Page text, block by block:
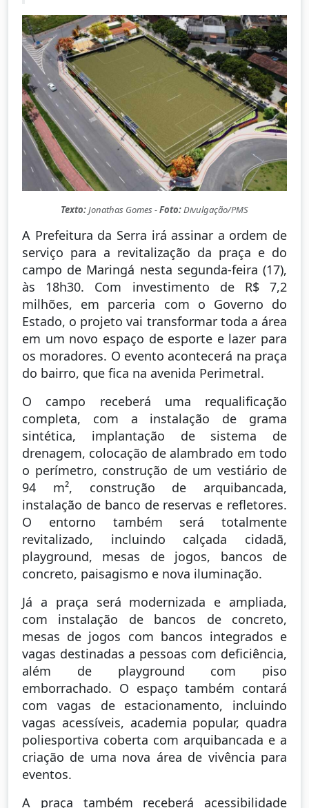
Texto:Jonathas Gomes -Foto:Divulgação/PMS
A Prefeitura da Serra irá assinar a ordem de
serviço para a revitalização da praça e do
campo de Maringá nesta segunda-feira (17),
às 18h30. Com investimento de R$ 7,2
milhões, em parceria com o Governo do
Estado, o projeto vai transformar toda a área
em um novo espaço de esporte e lazer para
os moradores. O evento acontecerá na praça
do bairro, que fica na avenida Perimetral.
O campo receberá uma requalificação
completa, com a instalação de grama
sintética, implantação de sistema de
drenagem, colocação de alambrado em todo
o perímetro, construção de um vestiário de
94 m², construção de arquibancada,
instalação de banco de reservas e refletores.
O entorno também será totalmente
revitalizado, incluindo calçada cidadã,
playground, mesas de jogos, bancos de
concreto, paisagismo e nova iluminação.
Já a praça será modernizada e ampliada,
com instalação de bancos de concreto,
mesas de jogos com bancos integrados e
vagas destinadas a pessoas com deficiência,
além de playground com piso
emborrachado. O espaço também contará
com vagas de estacionamento, incluindo
vagas acessíveis, academia popular, quadra
poliesportiva coberta com arquibancada e a
criação de uma nova área de vivência para
eventos.
A praça também receberá acessibilidade